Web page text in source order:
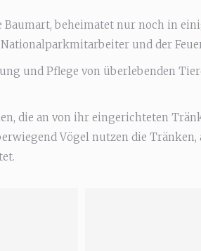
Baumart, beheimatet nur noch in
und der
und Pflege von überlebenden
die an von ihr eingerichteten
Vögel nutzen die Tränken,